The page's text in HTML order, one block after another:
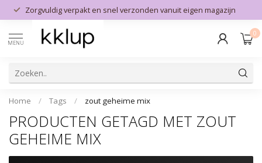
Zorgvuldig verpakt en snel verzonden vanuit eigen magazijn
MENU
0
Home / Tags / zout geheime mix
PRODUCTEN GETAGD MET ZOUT
GEHEIME MIX